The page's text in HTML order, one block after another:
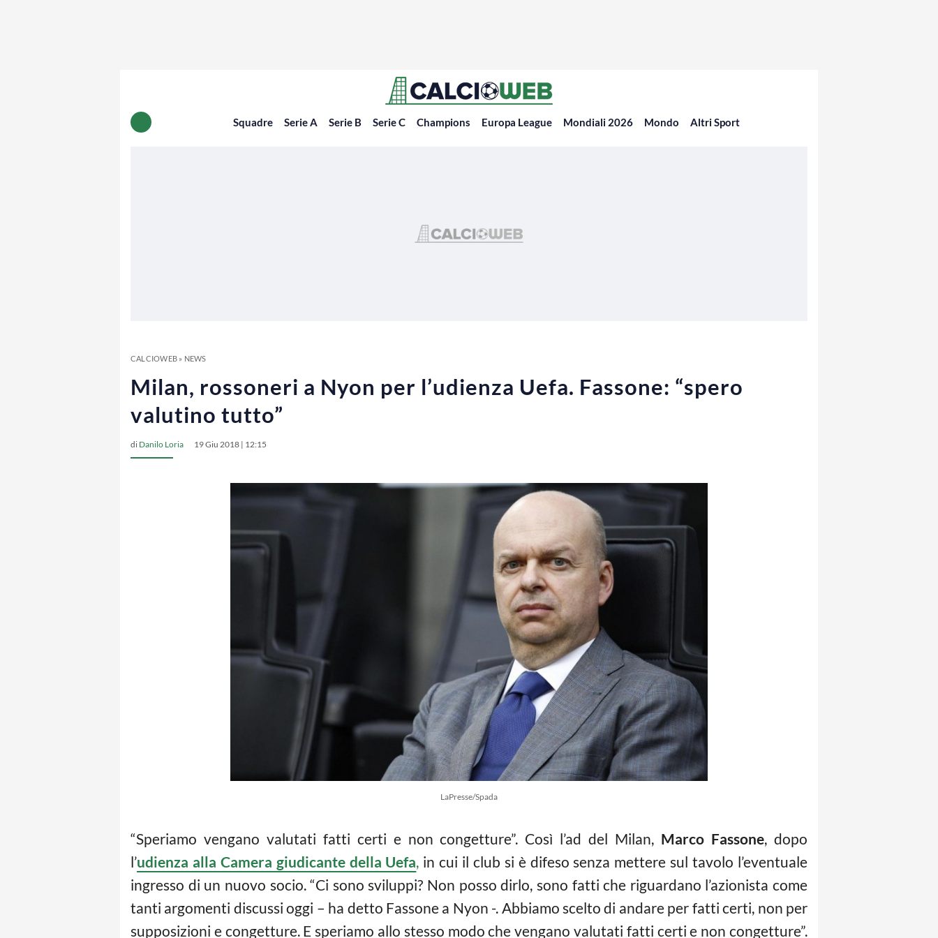
Squadre Serie A Serie B Serie C Champions Europa League Mondiali 2026 Mondo Altri Sport
CALCIOWEB» NEWS
Milan, rossoneri a Nyon per l’udienza Uefa. Fassone: “spero
valutino tutto”
di Danilo Loria 19 Giu 2018 | 12:15
LaPresse/Spada
“Speriamo vengano valutati fatti certi e non congetture”. Così l’ad del Milan, Marco Fassone, dopo
l’udienza alla Camera giudicante della Uefa, in cui il club si è difeso senza mettere sul tavolo l’eventuale
ingresso di un nuovo socio. “Ci sono sviluppi? Non posso dirlo, sono fatti che riguardano l’azionista come
tanti argomenti discussi oggi – ha detto Fassone a Nyon -. Abbiamo scelto di andare per fatti certi, non per
supposizioni e congetture. E speriamo allo stesso modo che vengano valutati fatti certi e non congetture”.